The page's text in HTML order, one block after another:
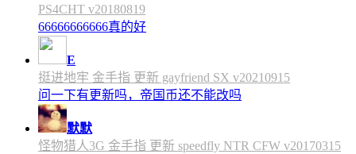
PS4CHT v20180819
66666666666真的好
E
挺进地牢 金手指 更新 gayfriend SX v20210915
问一下有更新吗，帝国币还不能改吗
默默
怪物猎人3G 金手指 更新 speedfly NTR CFW v20170315